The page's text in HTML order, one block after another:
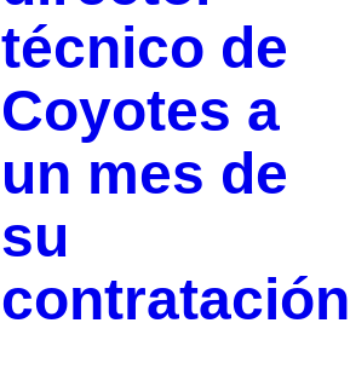
técnico de
Coyotes a
un mes de
su
contratación